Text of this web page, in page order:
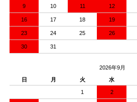
9 10 11 12
16 17 18 19
23 24 25 26
30 31
2026年9月
日
月 火 水
1 2